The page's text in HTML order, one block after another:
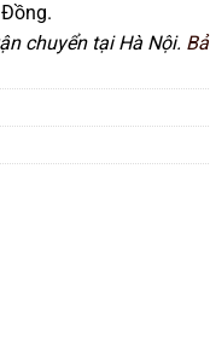
chuyển tại Hà Nội.